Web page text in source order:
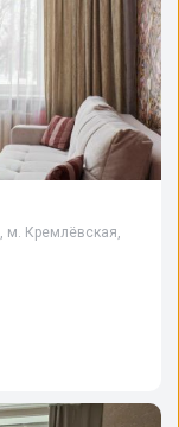
м. Кремлёвская,